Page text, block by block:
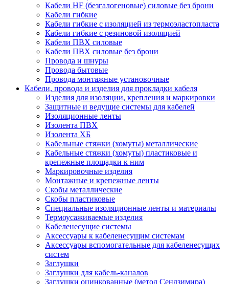
Кабели HF (безгалогеновые) силовые без брони
Кабели гибкие
Кабели гибкие с изоляцией из термоэластопласта
Кабели гибкие с резиновой изоляцией
Кабели ПВХ силовые
Кабели ПВХ силовые без брони
Провода и шнуры
Провода бытовые
Провода монтажные установочные
Кабели, провода и изделия для прокладки кабеля
Изделия для изоляции, крепления и маркировки
Защитные и ведущие системы для кабелей
Изоляционные ленты
Изолента ПВХ
Изолента ХБ
Кабельные стяжки (хомуты) металлические
Кабельные стяжки (хомуты) пластиковые и
крепежные площадки к ним
Маркировочные изделия
Монтажные и крепежные ленты
Скобы металлические
Скобы пластиковые
Специальные изоляционные ленты и материалы
Термоусаживаемые изделия
Кабеленесущие системы
Аксессуары к кабеленесущим системам
Аксессуары вспомогательные для кабеленесущих
систем
Заглушки
Заглушки для кабель-каналов
Заглушки оцинкованные (метод Сендзимира)